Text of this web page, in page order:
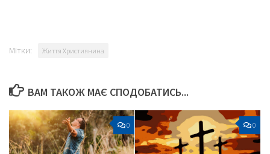
Мітки: Життя Християнина
ВАМ ТАКОЖ МАЄ СПОДОБАТИСЬ...
0 0